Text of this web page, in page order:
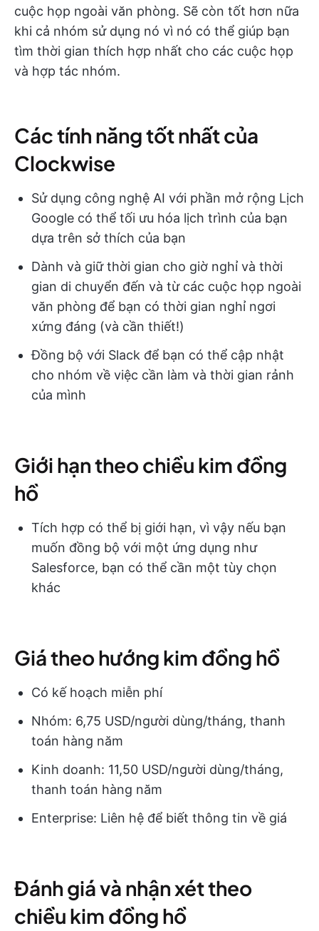
cuộc họp ngoài văn phòng. Sẽ còn tốt hơn nữa
khi cả nhóm sử dụng nó vì nó có thể giúp bạn
tìm thời gian thích hợp nhất cho các cuộc họp
và hợp tác nhóm.
Các tính năng tốt nhất của
Clockwise
Sử dụng công nghệ AI với phần mở rộng Lịch
Google có thể tối ưu hóa lịch trình của bạn
dựa trên sở thích của bạn
Dành và giữ thời gian cho giờ nghỉ và thời
gian di chuyển đến và từ các cuộc họp ngoài
văn phòng để bạn có thời gian nghỉ ngơi
xứng đáng (và cần thiết!)
Đồng bộ với Slack để bạn có thể cập nhật
cho nhóm về việc cần làm và thời gian rảnh
của mình
Giới hạn theo chiều kim đồng
hồ
Tích hợp có thể bị giới hạn, vì vậy nếu bạn
muốn đồng bộ với một ứng dụng như
Salesforce, bạn có thể cần một tùy chọn
khác
Giá theo hướng kim đồng hồ
Có kế hoạch miễn phí
Nhóm: 6,75 USD/người dùng/tháng, thanh
toán hàng năm
Kinh doanh: 11,50 USD/người dùng/tháng,
thanh toán hàng năm
Enterprise: Liên hệ để biết thông tin về giá
Đánh giá và nhận xét theo
chiều kim đồng hồ